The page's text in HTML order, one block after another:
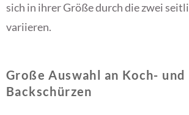
sich in ihrer Größe durch die zwei
variieren.
Große Auswahl an Koch- und
Backschürzen